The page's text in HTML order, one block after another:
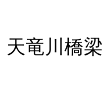
天竜川橋